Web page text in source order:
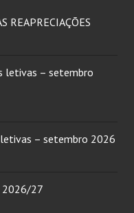
REAPRECIAÇÕES
letivas – setembro
– setembro 2026
2026/27